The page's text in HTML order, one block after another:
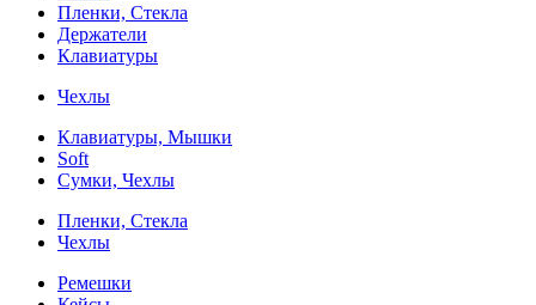
Пленки, Стекла
Держатели
Клавиатуры
Чехлы
Клавиатуры, Мышки
Soft
Сумки, Чехлы
Пленки, Стекла
Чехлы
Ремешки